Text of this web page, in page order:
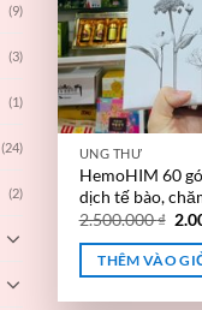
(9)
(3)
(1)
(24)
(2)
UNG THƯ
HemoHIM 60
dịch tế bào,
2.500.000₫
THÊM VÀO